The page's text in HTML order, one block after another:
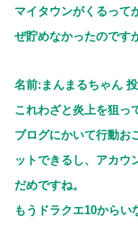
マイタウンがくるって
ぜ貯めなかったのです
名前:まんまるちゃん
これわざと炎上を狙っ
ブログにかいて行動お
ットできるし、アカウ
だめですね。
もうドラクエ10からい